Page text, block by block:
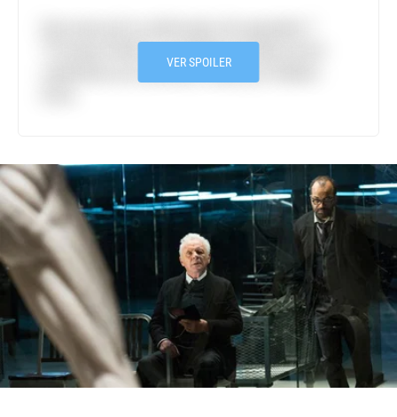
“Trompe D’Oeil”, é revelado que Bernard é
realmente um anfitrião criado por Robert
VER SPOILER